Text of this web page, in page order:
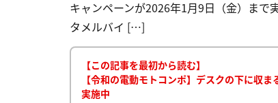
キャンペーンが2026年1月9日（金）まで
タメルバイ […]
【この記事を最初から読む】
【令和の電動モトコンポ】デスクの下に収
実施中